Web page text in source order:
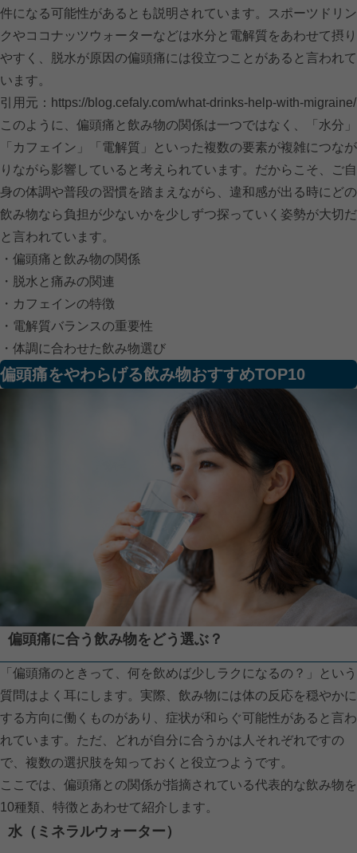
件になる可能性があるとも説明されています。スポーツドリン
クやココナッツウォーターなどは水分と電解質をあわせて摂り
やすく、脱水が原因の偏頭痛には役立つことがあると言われて
います。
引用元： https://blog.cefaly.com/what-drinks-help-with-migraine/
このように、偏頭痛と飲み物の関係は一つではなく、「水分」
「カフェイン」「電解質」といった複数の要素が複雑につなが
りながら影響していると考えられています。だからこそ、ご自
身の体調や普段の習慣を踏まえながら、違和感が出る時にどの
飲み物なら負担が少ないかを少しずつ探っていく姿勢が大切だ
と言われています。
・偏頭痛と飲み物の関係
・脱水と痛みの関連
・カフェインの特徴
・電解質バランスの重要性
・体調に合わせた飲み物選び
偏頭痛をやわらげる飲み物おすすめTOP10
偏頭痛に合う飲み物をどう選ぶ？
「偏頭痛のときって、何を飲めば少しラクになるの？」という
質問はよく耳にします。実際、飲み物には体の反応を穏やかに
する方向に働くものがあり、症状が和らぐ可能性があると言わ
れています。ただ、どれが自分に合うかは人それぞれですの
で、複数の選択肢を知っておくと役立つようです。
ここでは、偏頭痛との関係が指摘されている代表的な飲み物を
10種類、特徴とあわせて紹介します。
水（ミネラルウォーター）